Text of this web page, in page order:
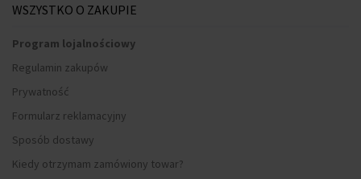
WSZYSTKO O ZAKUPIE
Program lojalnościowy
Regulamin zakupów
Prywatność
Formularz reklamacyjny
Sposób dostawy
Kiedy otrzymam zamówiony towar?